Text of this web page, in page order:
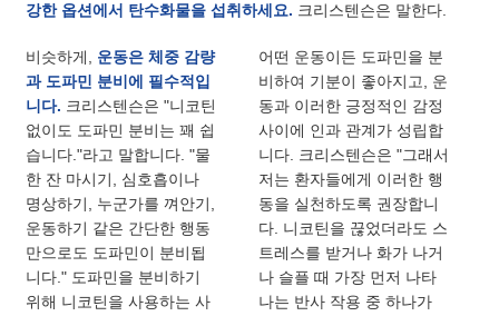
강한 옵션에서 탄수화물을 섭취하세요. 크리스텐슨은 말한다.
비슷하게, 운동은 체중 감량
과 도파민 분비에 필수적입
니다. 크리스텐슨은 "니코틴
없이도 도파민 분비는 꽤 쉽
습니다."라고 말합니다. "물
한 잔 마시기, 심호흡이나
명상하기, 누군가를 껴안기,
운동하기 같은 간단한 행동
만으로도 도파민이 분비됩
니다." 도파민을 분비하기
위해 니코틴을 사용하는 사
어떤 운동이든 도파민을 분
비하여 기분이 좋아지고, 운
동과 이러한 긍정적인 감정
사이에 인과 관계가 성립합
니다. 크리스텐슨은 "그래서
저는 환자들에게 이러한 행
동을 실천하도록 권장합니
다. 니코틴을 끊었더라도 스
트레스를 받거나 화가 나거
나 슬플 때 가장 먼저 나타
나는 반사 작용 중 하나가